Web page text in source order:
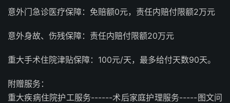
意外门急诊医疗保障：免赔额0元，责任内赔付限额2万元
意外身故、伤残保障：责任内赔付限额20万元
重大手术住院津贴保障：100元/天，最多给付天数90天。
附赠服务：
重大疾病住院护工服务------术后家庭护理服务-----图文问